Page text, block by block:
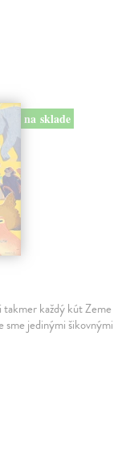
na sklade
takmer každý kút Zeme
sme jedinými šikovnými